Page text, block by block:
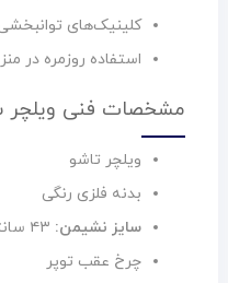
کلینیک‌های
استفاده روزمره در
مشخصات فنی ویلچر
ویلچر تاشو
بدنه فلزی رنگی
سایز نشیمن:
چرخ عقب توپر